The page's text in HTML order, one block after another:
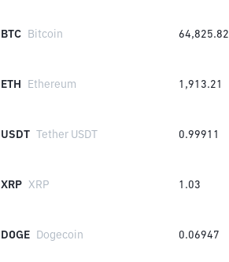
BTC Bitcoin 64,825.82
ETH Ethereum 1,913.21
USDT Tether USDT 0.99911
XRP XRP 1.03
DOGE Dogecoin 0.06947